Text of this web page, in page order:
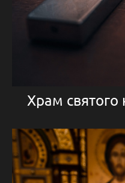
Храм